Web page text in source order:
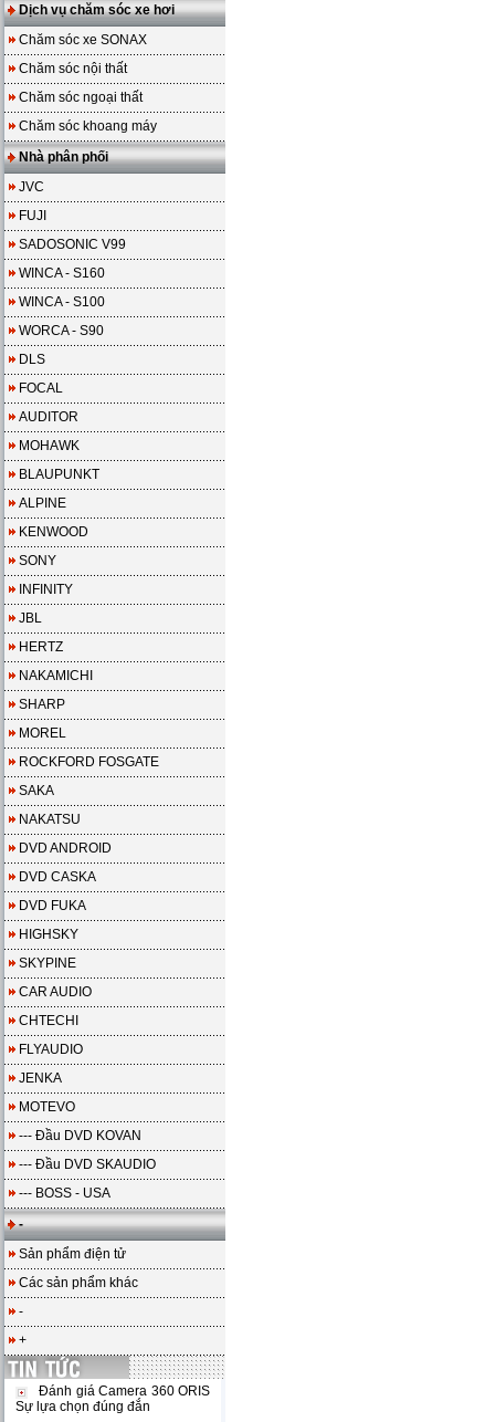
Dịch vụ chăm sóc xe hơi
Chăm sóc xe SONAX
Chăm sóc nội thất
Chăm sóc ngoại thất
Chăm sóc khoang máy
Nhà phân phối
JVC
FUJI
SADOSONIC V99
WINCA - S160
WINCA - S100
WORCA - S90
DLS
FOCAL
AUDITOR
MOHAWK
BLAUPUNKT
ALPINE
KENWOOD
SONY
INFINITY
JBL
HERTZ
NAKAMICHI
SHARP
MOREL
ROCKFORD FOSGATE
SAKA
NAKATSU
DVD ANDROID
DVD CASKA
DVD FUKA
HIGHSKY
SKYPINE
CAR AUDIO
CHTECHI
FLYAUDIO
JENKA
MOTEVO
--- Đầu DVD KOVAN
--- Đầu DVD SKAUDIO
--- BOSS - USA
-
Sản phẩm điện tử
Các sản phẩm khác
-
+
Đánh giá Camera 360 ORIS
Sự lựa chọn đúng đắn